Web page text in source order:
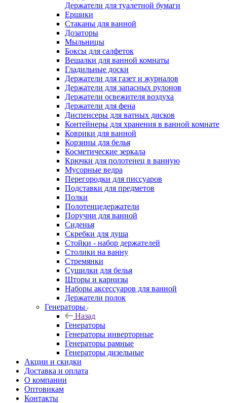
Держатели для туалетной бумаги
Ершики
Стаканы для ванной
Дозаторы
Мыльницы
Боксы для салфеток
Вешалки для ванной комнаты
Гладильные доски
Держатели для газет и журналов
Держатели для запасных рулонов
Держатели освежителя воздуха
Держатели для фена
Диспенсеры для ватных дисков
Контейнеры для хранения в ванной комнате
Коврики для ванной
Корзины для белья
Косметические зеркала
Крючки для полотенец в ванную
Мусорные ведра
Перегородки для писсуаров
Подставки для предметов
Полки
Полотенцедержатели
Поручни для ванной
Сиденья
Скребки для душа
Стойки - набор держателей
Столики на ванну
Стремянки
Сушилки для белья
Шторы и карнизы
Наборы аксессуаров для ванной
Держатели полок
Генераторы
Назад
Генераторы
Генераторы инверторные
Генераторы рамные
Генераторы дизельные
Акции и скидки
Доставка и оплата
О компании
Оптовикам
Контакты